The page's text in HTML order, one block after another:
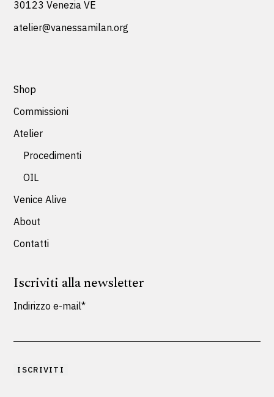
30123 Venezia VE
atelier@vanessamilan.org
Shop
Commissioni
Atelier
Procedimenti
OIL
Venice Alive
About
Contatti
Iscriviti alla newsletter
Indirizzo e-mail*